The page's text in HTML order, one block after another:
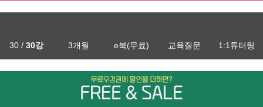
30 / 30강 3개월 e북(무료) 교육질문 1:1튜터링